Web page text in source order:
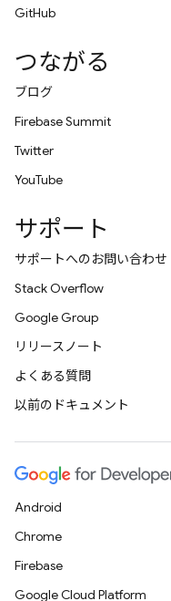
GitHub
つながる
ブログ
Firebase Summit
Twitter
YouTube
サポート
サポートへのお問い合わせ
Stack Overflow
Google Group
リリースノート
よくある質問
以前のドキュメント
Android
Chrome
Firebase
Google Cloud Platform